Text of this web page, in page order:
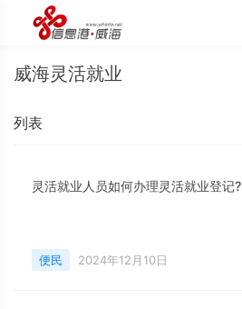
威海灵活就业
列表
灵活就业人员如何办理灵活就业登记?
便民 2024年12月10日